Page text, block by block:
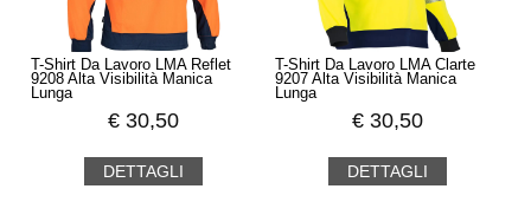
T-Shirt Da Lavoro LMA Reflet
9208 Alta Visibilità Manica
Lunga
€ 30,50
DETTAGLI
T-Shirt Da Lavoro LMA Clarte
9207 Alta Visibilità Manica
Lunga
€ 30,50
DETTAGLI